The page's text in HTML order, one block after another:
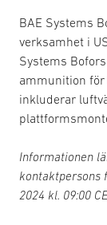
BAE Systems
verksamhet i
Systems
ammunition
inkluderar
Informationen
kontaktpersons
2024 kl. 09:00